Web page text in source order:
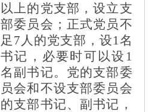
以上的党支部，设立支
部委员会；正式党员不
足7人的党支部，设1名
书记，必要时可以设1
名副书记。党的支部委
员会和不设支部委员会
的支部书记、副书记，